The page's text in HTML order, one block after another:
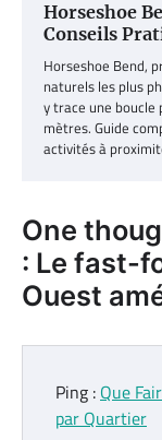
Horseshoe
Conseils
Horseshoe Bend,
naturels les plus
y trace une boucle
mètres. Guide
activités à
One
: Le fast-
Ouest
Ping : Que
par Quartier